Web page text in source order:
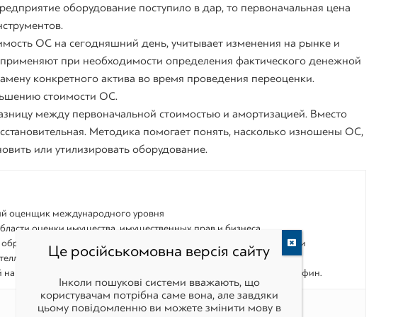
оборудование поступило в дар, то первоначальная цена
ОС на сегодняшний день, учитывает изменения на рынке и
при необходимости определения фактического денежной
конкретного актива во время проведения переоценки.
стоимости ОС.
между первоначальной стоимостью и амортизацией. Вместо
Методика помогает понять, насколько изношены ОС,
или утилизировать оборудование.
оценщик международного уровня
оценки имущества, имущественных прав и бизнеса
видео на YouTube по теме оценки материальных и
собственности, бизнес-планирования.
порталах Biz.Ligazakon, JurLiga, Buh.ligazakon, Бухгалтер911, Минфин.
Це російськомовна версія сайту
Інколи пошукові системи вважають, що
користувачам потрібна саме вона, але завдяки
цьому повідомленню ви можете змінити мову в